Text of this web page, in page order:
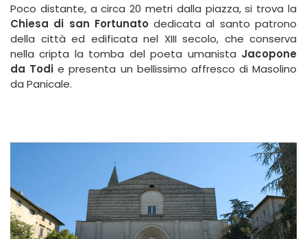
Poco distante, a circa 20 metri dalla piazza, si trova la
Chiesa di san Fortunatodedicata al santo patrono
della città ed edificata nel XIII secolo, che conserva
nella cripta la tomba del poeta umanista Jacopone
da Todi e presenta un bellissimo affresco di Masolino
da Panicale.